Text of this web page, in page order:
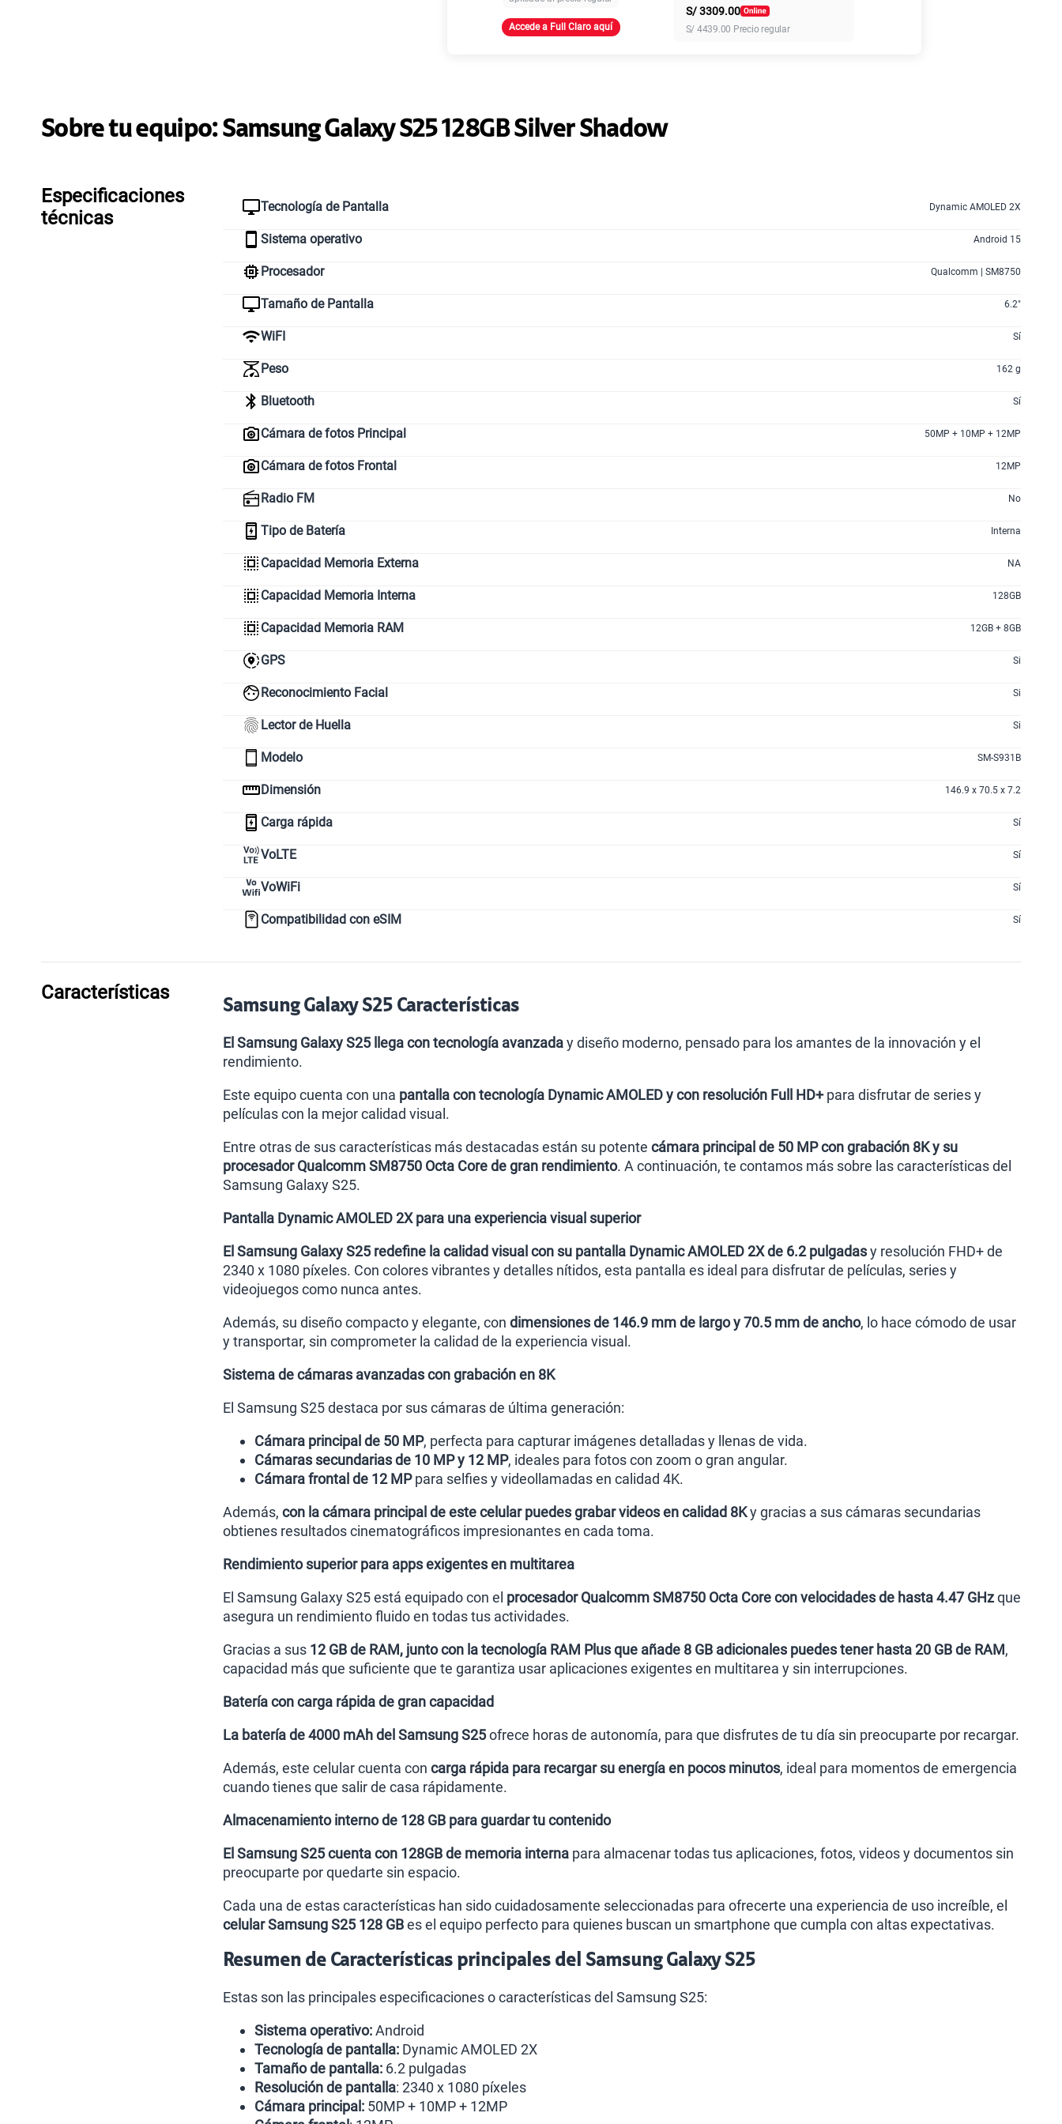
155 GB
Accede a Full Claro aquí
S/3309.00
S/ 4439.00 Precio regular
Sobre tu equipo:SamsungGalaxy S25 128GB Silver Shadow
Especificaciones
técnicas
Tecnología de Pantalla Dynamic AMOLED 2X
Sistema operativo Android 15
Procesador Qualcomm | SM8750
Tamaño de Pantalla 6.2"
WiFI Sí
Peso 162 g
Bluetooth Sí
Cámara de fotos Principal 50MP + 10MP + 12MP
Cámara de fotos Frontal 12MP
Radio FM No
Tipo de Batería Interna
Capacidad Memoria Externa NA
Capacidad Memoria Interna 128GB
Capacidad Memoria RAM 12GB + 8GB
GPS Si
Reconocimiento Facial Si
Lector de Huella Si
Modelo SM-S931B
Dimensión 146.9 x 70.5 x 7.2
Carga rápida Sí
VoLTE Sí
VoWiFi Sí
Compatibilidad con eSIM Sí
Características
Samsung Galaxy S25 Características
El Samsung Galaxy S25 llega con tecnología avanzaday diseño moderno, pensado para los amantes de la innovación y el
rendimiento.
Este equipo cuenta con una pantalla con tecnología Dynamic AMOLED y con resolución Full HD+para disfrutar de series y
películas con la mejor calidad visual.
Entre otras de sus características más destacadas están su potente cámara principal de 50 MP con grabación 8K y su
procesador Qualcomm SM8750 Octa Core de gran rendimiento. A continuación, te contamos más sobre las características del
Samsung Galaxy S25.
Pantalla Dynamic AMOLED 2X para una experiencia visual superior
El Samsung Galaxy S25 redefine la calidad visual con su pantalla Dynamic AMOLED 2X de 6.2 pulgadasy resolución FHD+ de
2340 x 1080 píxeles. Con colores vibrantes y detalles nítidos, esta pantalla es ideal para disfrutar de películas, series y
videojuegos como nunca antes.
Además, su diseño compacto y elegante, con dimensiones de 146.9 mm de largo y 70.5 mm de ancho, lo hace cómodo de usar
y transportar, sin comprometer la calidad de la experiencia visual.
Sistema de cámaras avanzadas con grabación en 8K
El Samsung S25 destaca por sus cámaras de última generación:
Cámara principal de 50 MP, perfecta para capturar imágenes detalladas y llenas de vida.
Cámaras secundarias de 10 MP y 12 MP, ideales para fotos con zoom o gran angular.
Cámara frontal de 12 MPpara selfies y videollamadas en calidad 4K.
Además, con la cámara principal de este celular puedes grabar videos en calidad 8Ky gracias a sus cámaras secundarias
obtienes resultados cinematográficos impresionantes en cada toma.
Rendimiento superior para apps exigentes en multitarea
El Samsung Galaxy S25 está equipado con el procesador Qualcomm SM8750 Octa Core con velocidades de hasta 4.47 GHzque
asegura un rendimiento fluido en todas tus actividades.
Gracias a sus 12 GB de RAM, junto con la tecnología RAM Plus que añade 8 GB adicionales puedes tener hasta 20 GB de RAM,
capacidad más que suficiente que te garantiza usar aplicaciones exigentes en multitarea y sin interrupciones.
Batería con carga rápida de gran capacidad
La batería de 4000 mAh del Samsung S25ofrece horas de autonomía, para que disfrutes de tu día sin preocuparte por recargar.
Además, este celular cuenta con carga rápida para recargar su energía en pocos minutos, ideal para momentos de emergencia
cuando tienes que salir de casa rápidamente.
Almacenamiento interno de 128 GB para guardar tu contenido
El Samsung S25 cuenta con 128GB de memoria interna para almacenar todas tus aplicaciones, fotos, videos y documentos sin
preocuparte por quedarte sin espacio.
Cada una de estas características han sido cuidadosamente seleccionadas para ofrecerte una experiencia de uso increíble, el
celular Samsung S25 128 GBes el equipo perfecto para quienes buscan un smartphone que cumpla con altas expectativas.
Resumen de Características principales del Samsung Galaxy S25
Estas son las principales especificaciones o características del Samsung S25:
Sistema operativo:Android
Tecnología de pantalla: Dynamic AMOLED 2X
Tamaño de pantalla: 6.2 pulgadas
Resolución de pantalla: 2340 x 1080 píxeles
Cámara principal: 50MP + 10MP + 12MP